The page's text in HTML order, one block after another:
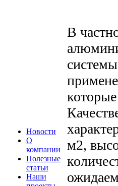
Новости
О
компании
Полезные
статьи
Наши
В
м2,